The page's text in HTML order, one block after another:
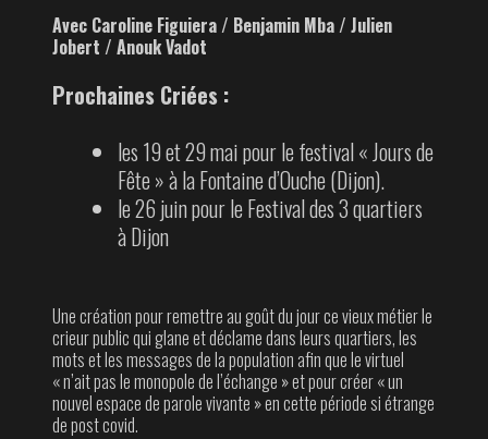
Avec Caroline Figuiera / Benjamin Mba / Julien
Jobert / Anouk Vadot
Prochaines Criées :
les 19 et 29 mai pour le festival « Jours de
Fête » à la Fontaine d’Ouche (Dijon).
le 26 juin pour le Festival des 3 quartiers
à Dijon
Une création pour remettre au goût du jour ce vieux métier le
crieur public qui glane et déclame dans leurs quartiers, les
mots et les messages de la population afin que le virtuel
« n’ait pas le monopole de l’échange » et pour créer « un
nouvel espace de parole vivante » en cette période si étrange
de post covid.